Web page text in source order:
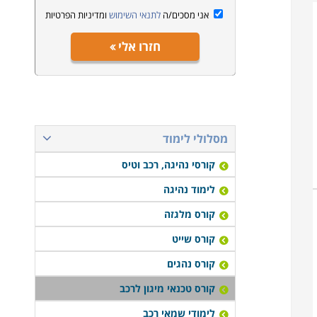
אני מסכים/הלתנאי השימוש ומדיניות הפרטיות
חזרו אלי
מסלולי לימוד
קורסי נהיגה, רכב וטיס
לימוד נהיגה
קורס מלגזה
קורס שייט
קורס נהגים
קורס טכנאי מיגון לרכב
לימודי שמאי רכב